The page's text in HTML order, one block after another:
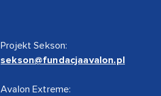
Projekt Sekson:
sekson@fundacjaavalon.pl
Avalon Extreme: